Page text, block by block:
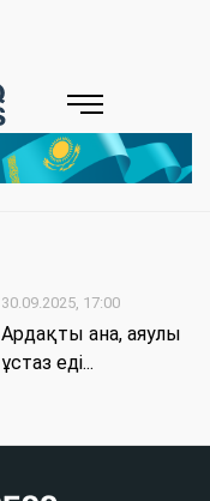
30.09.2025, 17:00
Ардақты ана, аяулы
ұстаз еді...